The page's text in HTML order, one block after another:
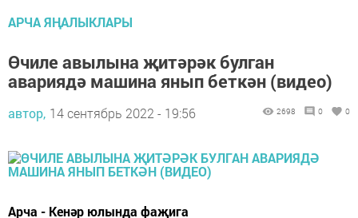
АРЧА ЯҢАЛЫКЛАРЫ
Өчиле авылына җитәрәк булган
авариядә машина янып беткән (видео)
автор, 14 сентябрь 2022 - 19:56 2698 0 0
Арча - Кенәр юлында фаҗига